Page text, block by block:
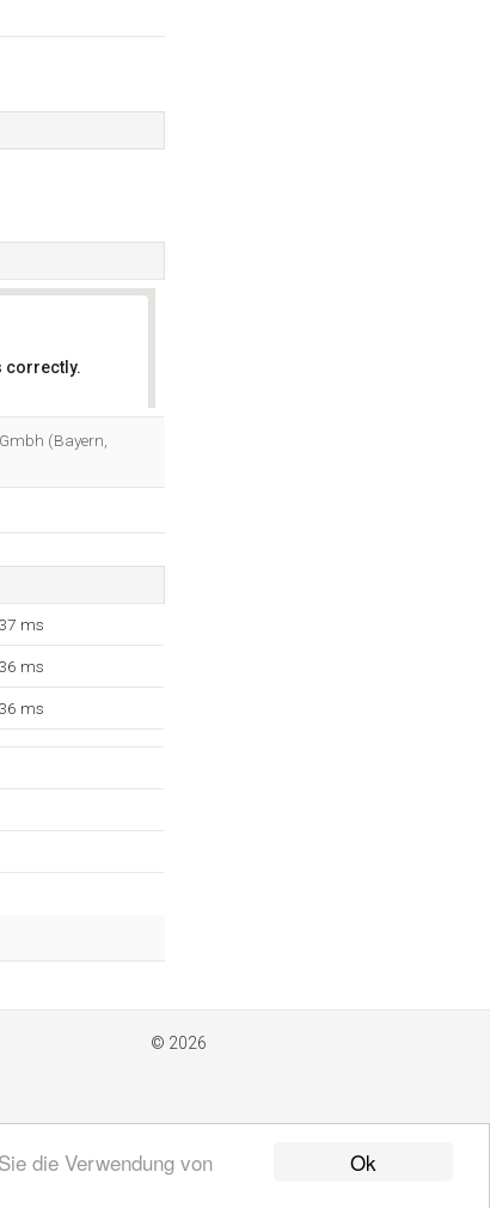
Ok
die Verwendung von
correctly.
(Bayern,
ms
ms
ms
© 2026